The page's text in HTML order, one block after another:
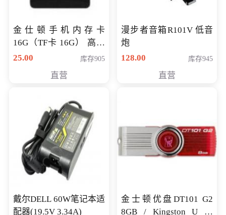
金仕顿手机内存卡
16G（TF卡 16G） 高速
卡 CLASS 10
25.00 库存905
直营
漫步者音箱R101V 低音
炮
128.00
库存945
直营
戴尔DELL 60W笔记本适
配器(19.5V 3.34A)
金士顿优盘DT101 G2
8GB / Kingston U 盘